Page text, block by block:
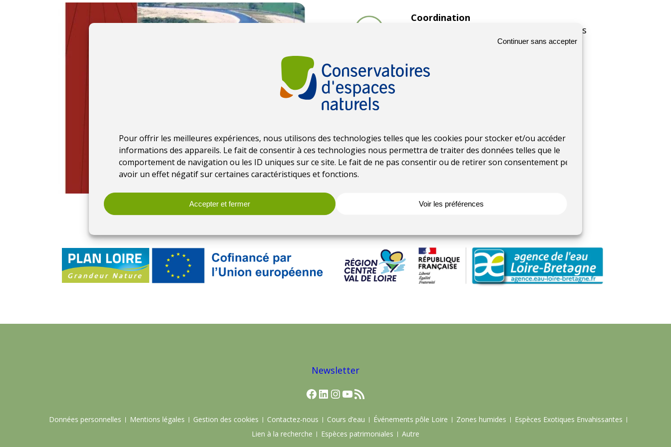
Pour offrir les meilleures expériences, nous utilisons des technologies telles que les cookies pour stocker et/ou accéder aux
informations des appareils. Le fait de consentir à ces technologies nous permettra de traiter des données telles que le
comportement de navigation ou les ID uniques sur ce site. Le fait de ne pas consentir ou de retirer son consentement peut
avoir un effet négatif sur certaines caractéristiques et fonctions.
Accepter et fermer
Continuer sans accepter
Voir les préférences
Coordination
Fédération des Conservatoires d’espaces
Date
Format
Accéder à l’outil
Newsletter
Facebook
LinkedIn
Instagram
YouTube
Flux RSS
Données personnelles Mentions légales Gestion des cookies Contactez-nous Cours d’eau Événements pôle Loire Zones humides
Espèces Exotiques Envahissantes
Lien à la recherche
Espèces patrimoniales Autre